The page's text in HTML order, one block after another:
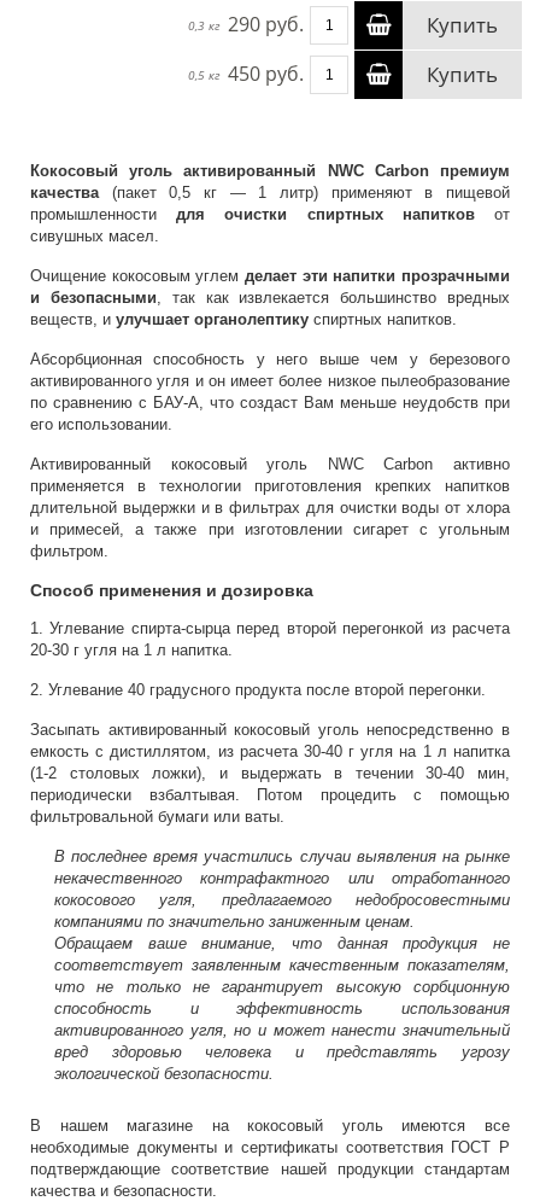
0,3 кг 290 руб. Купить
0,5 кг 450 руб. Купить
Кокосовый уголь активированный NWC Carbon премиум
качества (пакет 0,5 кг — 1 литр) применяют в пищевой
промышленностидля очистки спиртных напитковот
сивушных масел.
Очищение кокосовым углем делает эти напитки прозрачными
и безопасными, так как извлекается большинство вредных
веществ, и улучшает органолептику спиртных напитков.
Абсорбционная способность у него выше чем у березового
активированного угля и он имеет более низкое пылеобразование
по сравнению с БАУ-А, что создаст Вам меньше неудобств при
его использовании.
Активированный кокосовый уголь NWC Carbon активно
применяется в технологии приготовления крепких напитков
длительной выдержки и в фильтрах для очистки воды от хлора
и примесей, а также при изготовлении сигарет с угольным
фильтром.
Способ применения и дозировка
1. Углевание спирта-сырца перед второй перегонкой из расчета
20-30 г угля на 1 л напитка.
2. Углевание 40 градусного продукта после второй перегонки.
Засыпать активированный кокосовый уголь непосредственно в
емкость с дистиллятом, из расчета 30-40 г угля на 1 л напитка
(1-2 столовых ложки), и выдержать в течении 30-40 мин,
периодически взбалтывая. Потом процедить с помощью
фильтровальной бумаги или ваты.
В последнее время участились случаи выявления на рынке
некачественного контрафактного или отработанного
кокосового угля, предлагаемого недобросовестными
компаниями по значительно заниженным ценам.
Обращаем ваше внимание, что данная продукция не
соответствует заявленным качественным показателям,
что не только не гарантирует высокую сорбционную
способность и эффективность использования
активированного угля, но и может нанести значительный
вред здоровью человека и представлять угрозу
экологической безопасности.
В нашем магазине на кокосовый уголь имеются все
необходимые документы и сертификаты соответствия ГОСТ Р
подтверждающие соответствие нашей продукции стандартам
качества и безопасности.